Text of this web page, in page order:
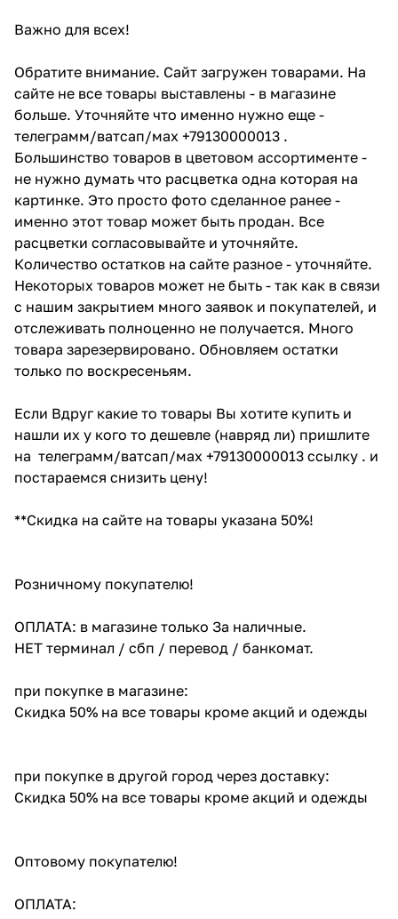
Важно для всех!
Обратите внимание. Сайт загружен товарами. На
сайте не все товары выставлены - в магазине
больше. Уточняйте что именно нужно еще -
телеграмм/ватсап/мах +79130000013 .
Большинство товаров в цветовом ассортименте -
не нужно думать что расцветка одна которая на
картинке. Это просто фото сделанное ранее -
именно этот товар может быть продан. Все
расцветки согласовывайте и уточняйте.
Количество остатков на сайте разное - уточняйте.
Некоторых товаров может не быть - так как в связи
с нашим закрытием много заявок и покупателей, и
отслеживать полноценно не получается. Много
товара зарезервировано. Обновляем остатки
только по воскресеньям.
Если Вдруг какие то товары Вы хотите купить и
нашли их у кого то дешевле (навряд ли) пришлите
на телеграмм/ватсап/мах +79130000013 ссылку . и
постараемся снизить цену!
**Скидка на сайте на товары указана 50%!
Розничному покупателю!
ОПЛАТА: в магазине только За наличные.
НЕТ терминал / сбп / перевод / банкомат.
при покупке в магазине:
Скидка 50% на все товары кроме акций и одежды
при покупке в другой город через доставку:
Скидка 50% на все товары кроме акций и одежды
Оптовому покупателю!
ОПЛАТА: